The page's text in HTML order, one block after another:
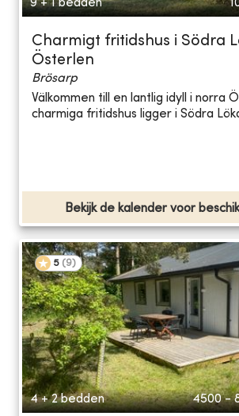
9 + 1 bedden
Charmigt fritidshus i Södra
Österlen
Brösarp
Välkommen till en lantlig idyll i norra
charmiga fritidshus ligger i Södra
Bekijk de kalender voor
5 (9)
4 + 2 bedden 4500 -